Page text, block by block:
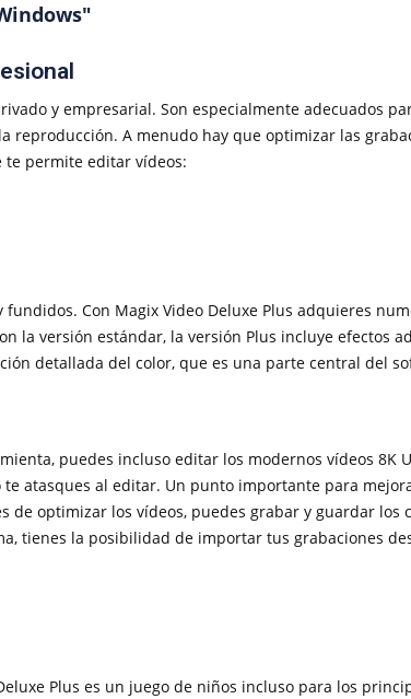
y empresarial. Son especialmente adecuados
A menudo hay que optimizar las
te permite editar vídeos:
Con Magix Video Deluxe Plus adquieres
la versión estándar, la versión Plus incluye efectos
detallada del color, que es una parte central del
puedes incluso editar los modernos vídeos 8K
atasques al editar. Un punto importante para
optimizar los vídeos, puedes grabar y guardar los
tienes la posibilidad de importar tus grabaciones
Plus es un juego de niños incluso para los